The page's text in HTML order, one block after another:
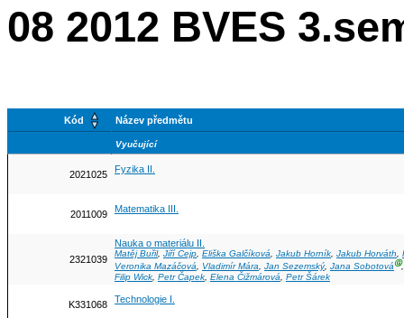
08 2012 BVES
Kód Název předmětu
Vyučující
2021025 Fyzika II.
2011009 Matematika III.
2321039
Nauka o materiálu II.
Matěj Buřil, Jiří Cejp, Eliška Galčíková, Jakub Horník, Jakub Horváth,
Veronika Mazáčová, Vladimír Mára, Jan Sezemský, Jana SobotováⒼ
Filip Wick Petr Čapek Elena Čižmárová Petr Šárek
K331068 Technologie I.